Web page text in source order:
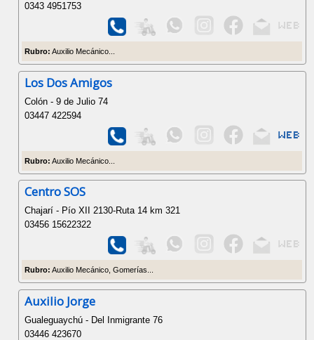
0343 4951753
Rubro: Auxilio Mecánico...
Los Dos Amigos
Colón - 9 de Julio 74
03447 422594
Rubro: Auxilio Mecánico...
Centro SOS
Chajarí - Pío XII 2130-Ruta 14 km 321
03456 15622322
Rubro: Auxilio Mecánico, Gomerías...
Auxilio Jorge
Gualeguaychú - Del Inmigrante 76
03446 423670